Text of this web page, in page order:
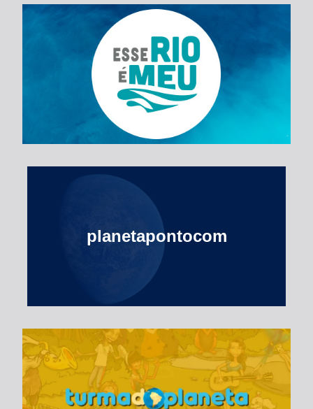
Esse Rio é Meu
planetapontocom
Turma do Planeta